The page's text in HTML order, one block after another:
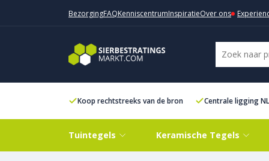
BezorgingFAQKenniscentrumInspiratieOver ons
Koop rechtstreeks van de bron Centrale ligging NL
Tuintegels Keramische Tegels